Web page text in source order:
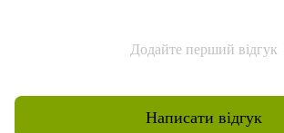
Додайте перший відгук
Написати відгук